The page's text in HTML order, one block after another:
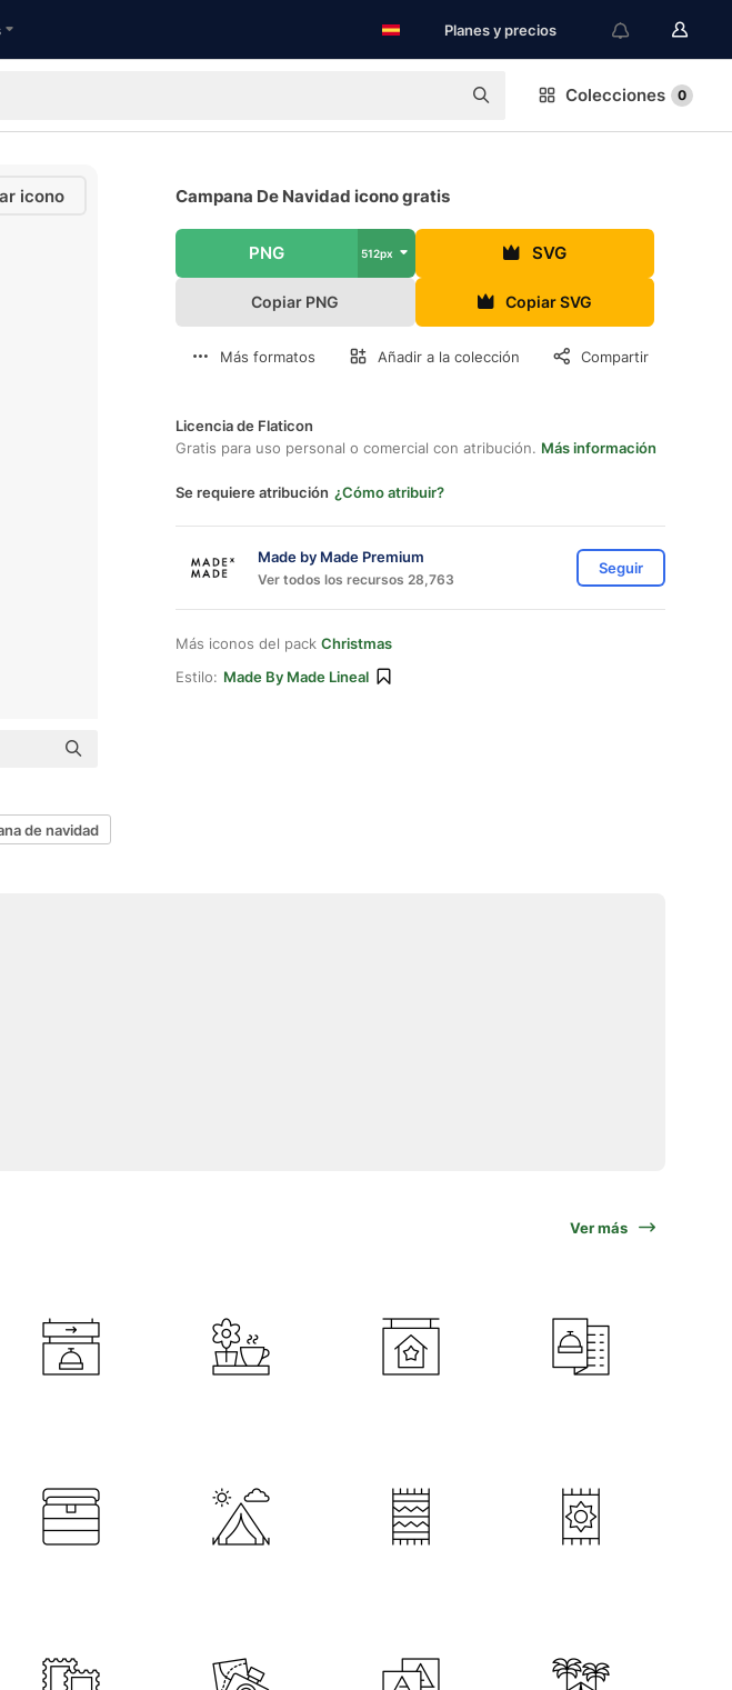
Planes y precios
Colecciones 0
icono Campana De Navidad icono gratis
PNG 512px SVG
Copiar PNG Copiar SVG
Más formatos Añadir a la colección Compartir
Licencia de Flaticon
Gratis para uso personal o comercial con atribución. Más información
Se requiere atribución ¿Cómo atribuir?
Made by Made Premium
Ver todos los recursos 28,763
Seguir
Más iconos del pack Christmas
Estilo: Made By Made Lineal
de navidad
Ver más